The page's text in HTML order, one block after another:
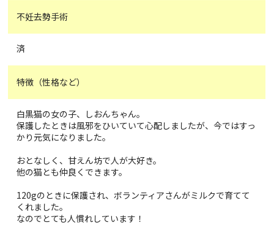
不妊去勢手術
済
特徴（性格など）
白黒猫の女の子、しおんちゃん。
保護したときは風邪をひいていて心配しましたが、今ではすっ
かり元気になりました。
おとなしく、甘えん坊で人が大好き。
他の猫とも仲良くできます。
120gのときに保護され、ボランティアさんがミルクで育てて
くれました。
なのでとても人慣れしています！